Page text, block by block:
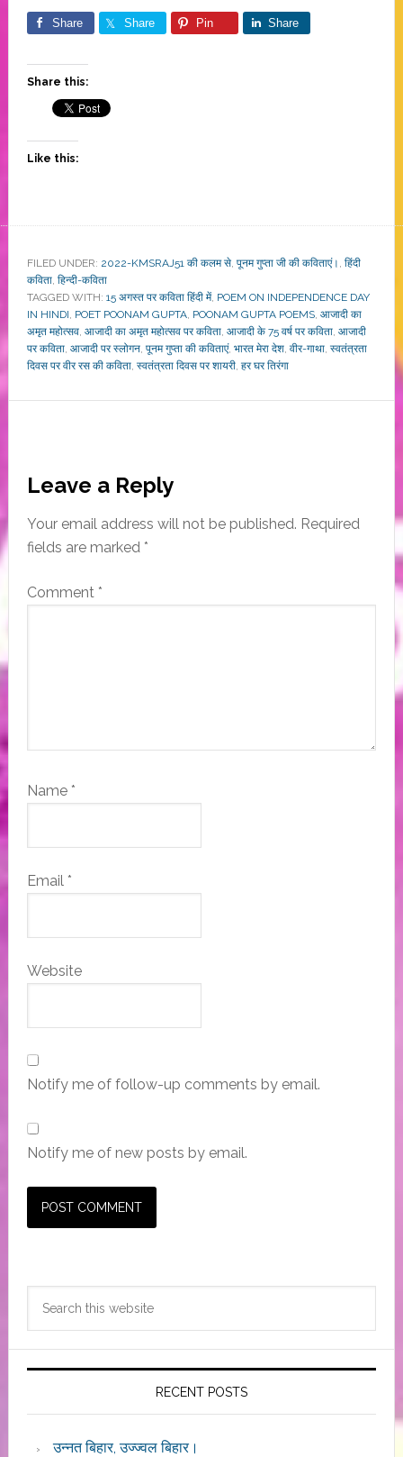
Share Share Pin Share
Share this:
Like this:
FILED UNDER: 2022-KMSRAJ51 की कलम से, पूनम गुप्ता जी की कविताएं। हिंदी
कविता, हिन्दी-कविता
TAGGED WITH: 15 अगस्त पर कविता हिंदी में, POEM ON INDEPENDENCE DAY
IN HINDI POET POONAM GUPTA, POONAM GUPTA POEMS, आजादी का
अमृत महोत्सव, आजादी का अमृत महोत्सव पर कविता, आजादी के 75 वर्ष पर कविता, आजादी
पर कविता, आजादी पर स्लोगन, पूनम गुप्ता की कविताएं, भारत मेरा देश, वीर-गाथा, स्वतंत्रता
दिवस पर वीर रस की कविता, स्वतंत्रता दिवस पर शायरी, हर घर तिरंगा
Reader
Interactions
Leave a Reply
Your email address will not be published. Required
fields are marked *
Comment *
Name *
Email *
Website
Notify me of follow-up comments by email.
Notify me of new posts by email.
Primary
Sidebar
RECENT POSTS
उन्नत बिहार, उज्ज्वल बिहार।